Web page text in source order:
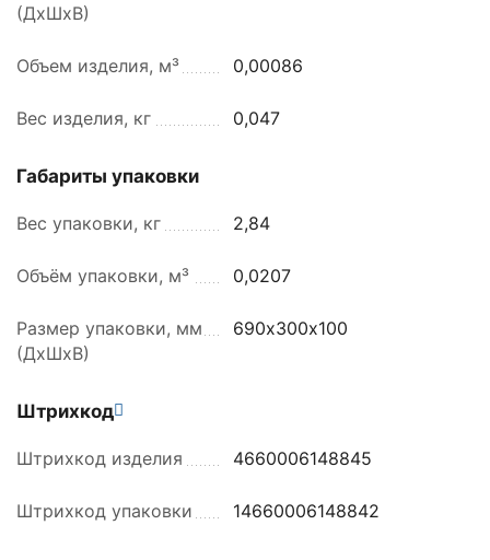
(ДхШхВ)
Объем изделия, м³ 0,00086
Вес изделия, кг 0,047
Габариты упаковки
Вес упаковки, кг 2,84
Объём упаковки, м³ 0,0207
Размер упаковки, мм
(ДхШхВ)
690х300х100
Штрихкод
Штрихкод изделия 4660006148845
Штрихкод упаковки 14660006148842